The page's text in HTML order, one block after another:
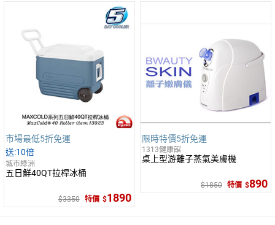
市場最低5折免運
10倍
城市綠洲
五日鮮40QT拉桿冰桶
3350 特價 1890
限時特價5折免運
1313健康館
桌上型游離子蒸氣美膚機
1850 特價 890